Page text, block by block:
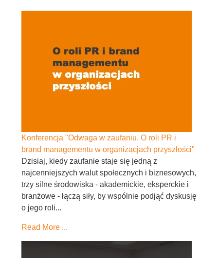
Konferencja "Odwaga w zaufaniu. O roli PR i
brand managementu w organizacjach przyszłości"
Dzisiaj, kiedy zaufanie staje się jedną z
najcenniejszych walut społecznych i biznesowych,
trzy silne środowiska - akademickie, eksperckie i
branżowe - łączą siły, by wspólnie podjąć dyskusję
o jego roli...
Read More ...